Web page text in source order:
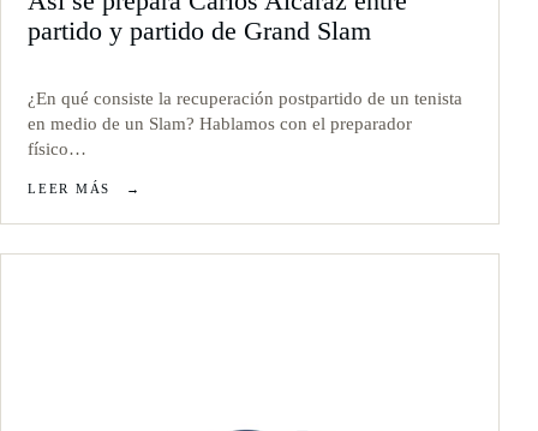
partido y partido de Grand Slam
¿En qué consiste la recuperación postpartido de un tenista
en medio de un Slam? Hablamos con el preparador
físico…
LEER MÁS →